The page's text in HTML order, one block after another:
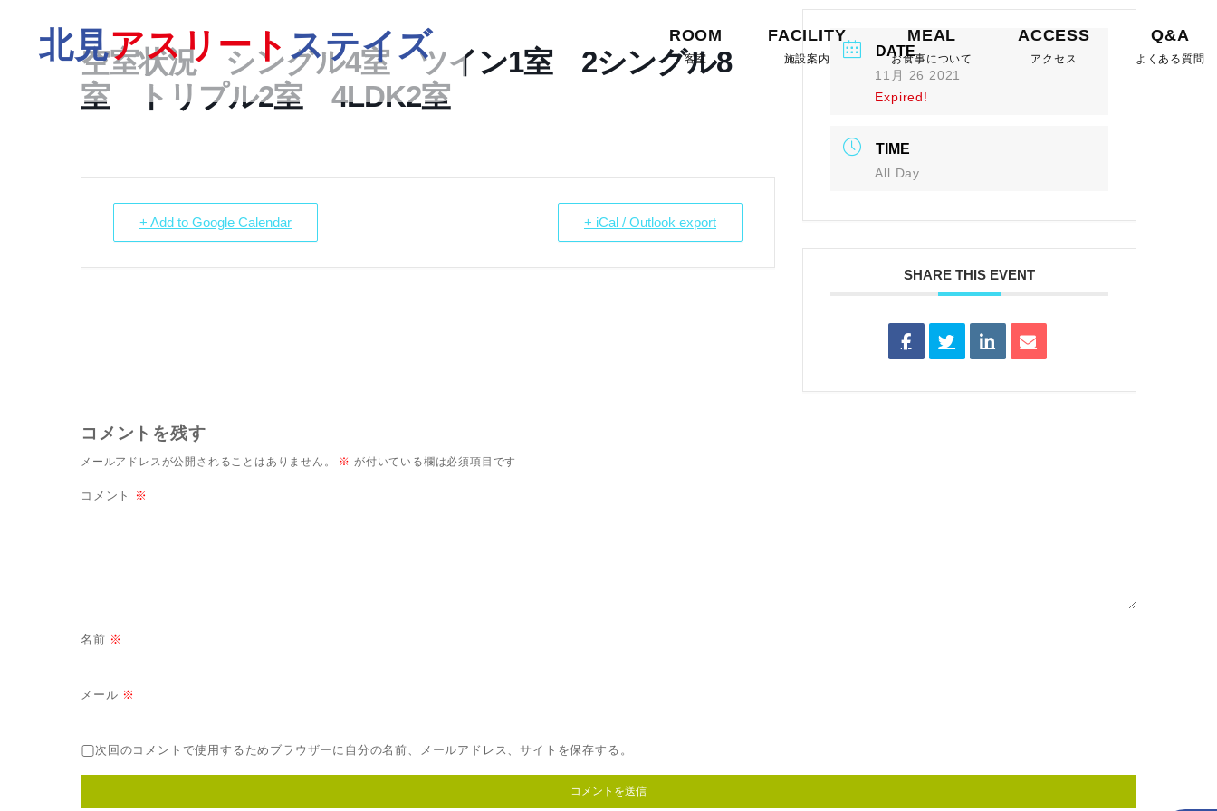
北見アスリート ステイズ ROOM
客室
FACILITY
施設案内
MEAL
お食事について
ACCESS
アクセス
Q&A
よくある質問
空室状況 シングル4室 ツイン1室 2シングル8
室 トリプル2室 4LDK2室
+ Add to Google Calendar + iCal / Outlook export
DATE
11月 26 2021
Expired!
TIME
All Day
SHARE THIS EVENT
コメントを残す
メールアドレスが公開されることはありません。 ※ が付いている欄は必須項目です
コメント ※
名前 ※
メール ※
次回のコメントで使用するためブラウザーに自分の名前、メールアドレス、サイトを保存する。